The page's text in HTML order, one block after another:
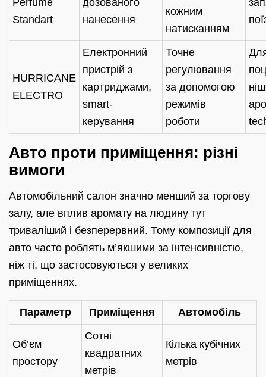
Perfume
Standart
дозованого
нанесення
кожним
натисканням
HURRICANE
ELECTRO
Електронний
пристрій з
картриджами,
smart-
керування
Точне
регулювання
за допомогою
режимів
роботи
Авто проти приміщення: різні
вимоги
Автомобільний салон значно менший за торгову
залу, але вплив аромату на людину тут
триваліший і безперервний. Тому композиції для
авто часто роблять м’якшими за інтенсивністю,
ніж ті, що застосовуються у великих
приміщеннях.
Параметр Приміщення Автомобіль
Об’єм
простору
Сотні
квадратних
метрів
Кілька кубічних
метрів